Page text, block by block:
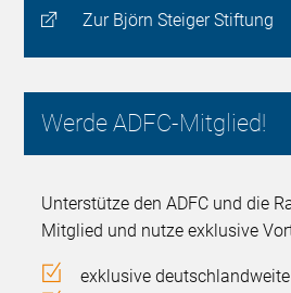
Zur Björn Steiger Stiftung
Werde ADFC-Mitglied!
Unterstütze den ADFC und die
Mitglied und nutze exklusive
exklusive